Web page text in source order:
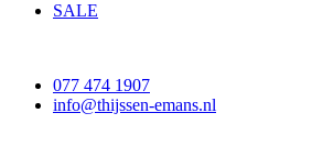
SALE
077 474 1907
info@thijssen-emans.nl